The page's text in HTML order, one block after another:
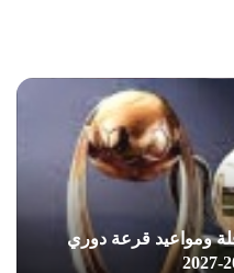
ومواعيد قرعة دوري